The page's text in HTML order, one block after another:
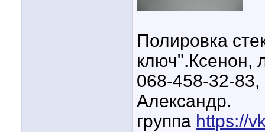
Полировка
ключ".Ксенон,
068-458-32-
Александр.
группа https://